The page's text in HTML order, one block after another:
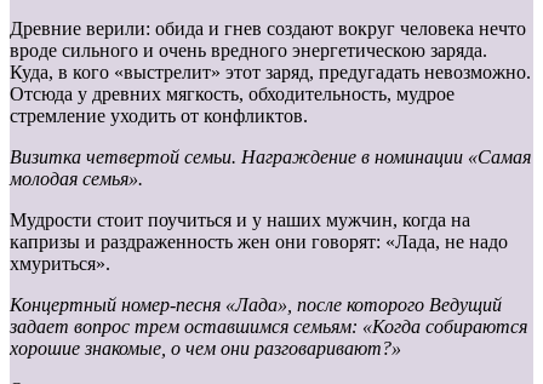
Древние верили: обида и гнев создают вокруг человека нечто
вроде сильного и очень вредного энергетическою заряда.
Куда, в кого «выстрелит» этот заряд, предугадать невозможно.
Отсюда у древних мягкость, обходительность, мудрое
стремление уходить от конфликтов.
Визитка четвертой семьи. Награждение в номинации «Самая
молодая семья».
Мудрости стоит поучиться и у наших мужчин, когда на
капризы и раздраженность жен они говорят: «Лада, не надо
хмуриться».
Концертный номер-песня «Лада», после которого Ведущий
задает вопрос трем оставшимся семьям: «Когда собираются
хорошие знакомые, о чем они разговаривают?»